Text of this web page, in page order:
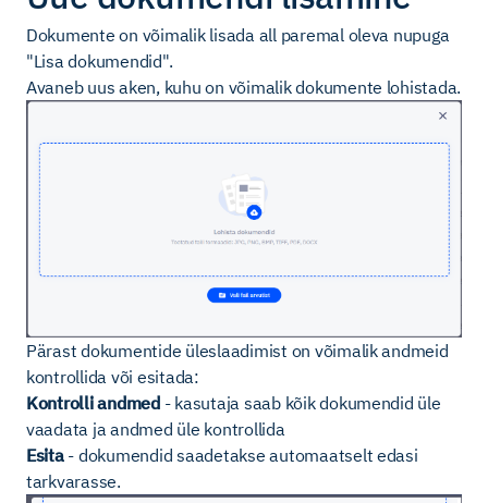
Dokumente on võimalik lisada all paremal oleva nupuga
"Lisa dokumendid".
Avaneb uus aken, kuhu on võimalik dokumente lohistada.
Pärast dokumentide üleslaadimist on võimalik andmeid
kontrollida või esitada:
Kontrolli andmed- kasutaja saab kõik dokumendid üle
vaadata ja andmed üle kontrollida
Esita - dokumendid saadetakse automaatselt edasi
tarkvarasse.